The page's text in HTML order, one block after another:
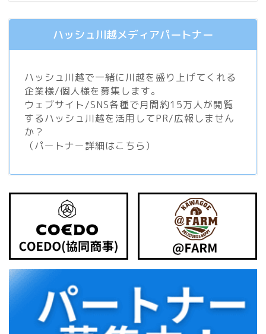
ハッシュ川越メディアパートナー
ハッシュ川越で一緒に川越を盛り上げてくれる
企業様/個人様を募集します。
ウェブサイト/SNS各種で月間約15万人が閲覧
するハッシュ川越を活用してPR/広報しません
か？
（パートナー詳細はこちら ）